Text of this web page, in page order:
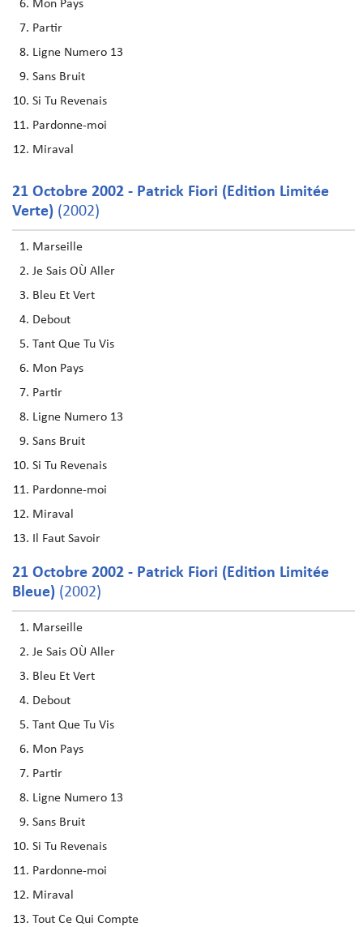
Mon Pays
Partir
Ligne Numero 13
Sans Bruit
Si Tu Revenais
Pardonne-moi
Miraval
21 Octobre 2002 - Patrick Fiori (Edition Limitée
Verte) (2002)
Marseille
Je Sais OÙ Aller
Bleu Et Vert
Debout
Tant Que Tu Vis
Mon Pays
Partir
Ligne Numero 13
Sans Bruit
Si Tu Revenais
Pardonne-moi
Miraval
Il Faut Savoir
21 Octobre 2002 - Patrick Fiori (Edition Limitée
Bleue) (2002)
Marseille
Je Sais OÙ Aller
Bleu Et Vert
Debout
Tant Que Tu Vis
Mon Pays
Partir
Ligne Numero 13
Sans Bruit
Si Tu Revenais
Pardonne-moi
Miraval
Tout Ce Qui Compte